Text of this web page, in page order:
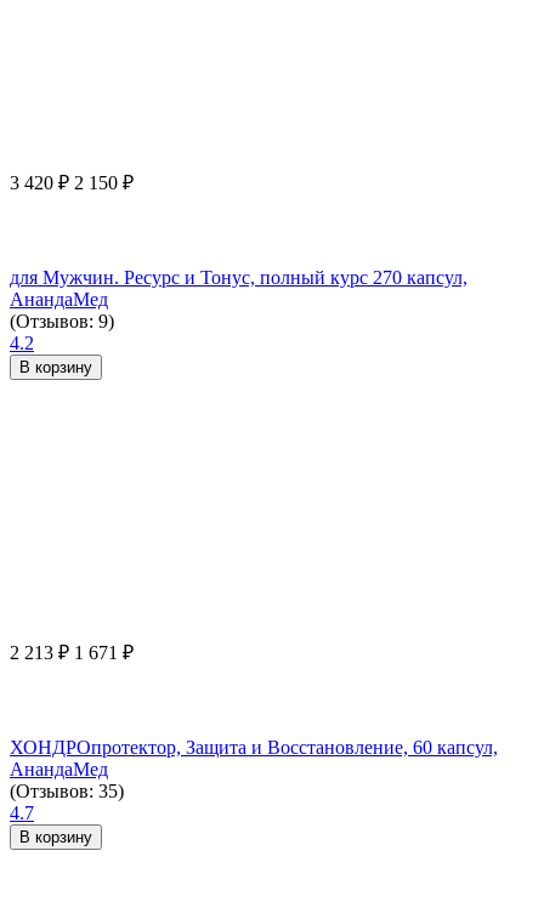
3 420 ₽ 2 150 ₽
для Мужчин. Ресурс и Тонус, полный курс 270 капсул,
АнандаМед
(Отзывов: 9)
4.2
В корзину
2 213 ₽ 1 671 ₽
ХОНДРОпротектор, Защита и Восстановление, 60 капсул,
АнандаМед
(Отзывов: 35)
4.7
В корзину